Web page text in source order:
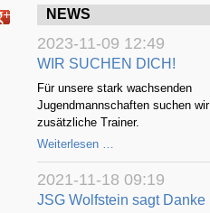
NEWS
2023-11-09 12:49
WIR SUCHEN DICH!
Für unsere stark wachsenden
Jugendmannschaften suchen wir
zusätzliche Trainer.
Weiterlesen …
2021-11-18 09:19
JSG Wolfstein sagt Danke